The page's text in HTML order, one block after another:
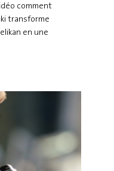
comment
transforme
en une